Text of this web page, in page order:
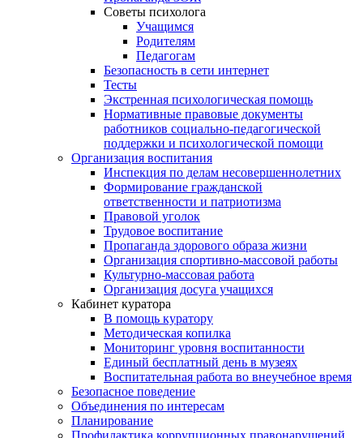
Советы психолога
Учащимся
Родителям
Педагогам
Безопасность в сети интернет
Тесты
Экстренная психологическая помощь
Нормативные правовые документы
работников социально-педагогической
поддержки и психологической помощи
Организация воспитания
Инспекция по делам несовершеннолетних
Формирование гражданской
ответственности и патриотизма
Правовой уголок
Трудовое воспитание
Пропаганда здорового образа жизни
Организация спортивно-массовой работы
Культурно-массовая работа
Организация досуга учащихся
Кабинет куратора
В помощь куратору
Методическая копилка
Мониторинг уровня воспитанности
Единый бесплатный день в музеях
Воспитательная работа во внеучебное время
Безопасное поведение
Объединения по интересам
Планирование
Профилактика коррупционных правонарушений